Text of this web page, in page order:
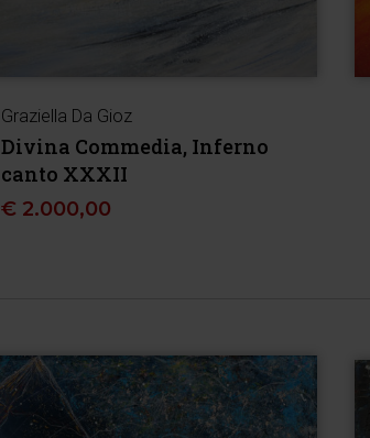
Graziella Da Gioz
Divina Commedia, Inferno
canto XXXII
€ 2.000,00